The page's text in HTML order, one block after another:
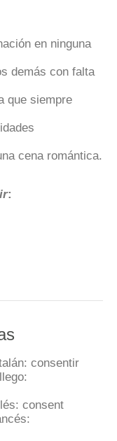
en ninguna
demás con falta
que siempre
cena romántica.
:
consentir
consent